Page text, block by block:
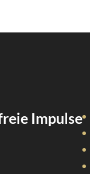
Impulse